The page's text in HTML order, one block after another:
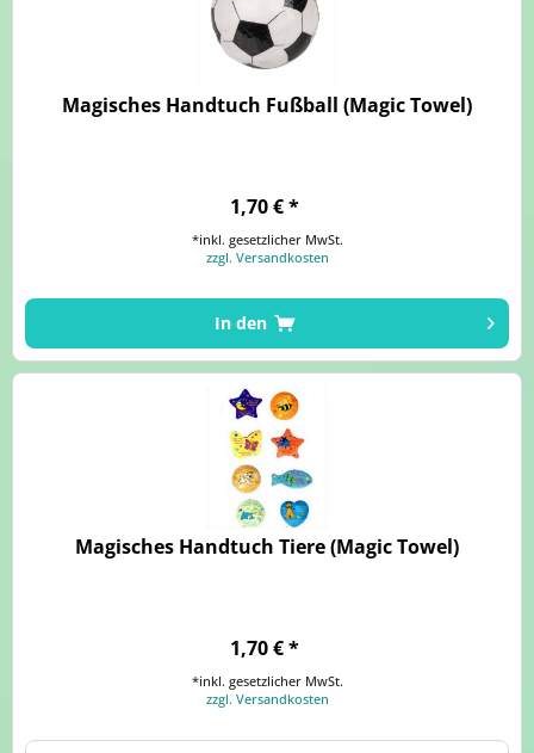
Magisches Handtuch Fußball (Magic Towel)
1,70 € *
*inkl. gesetzlicher MwSt.
zzgl. Versandkosten
In den
Magisches Handtuch Tiere (Magic Towel)
1,70 € *
*inkl. gesetzlicher MwSt.
zzgl. Versandkosten